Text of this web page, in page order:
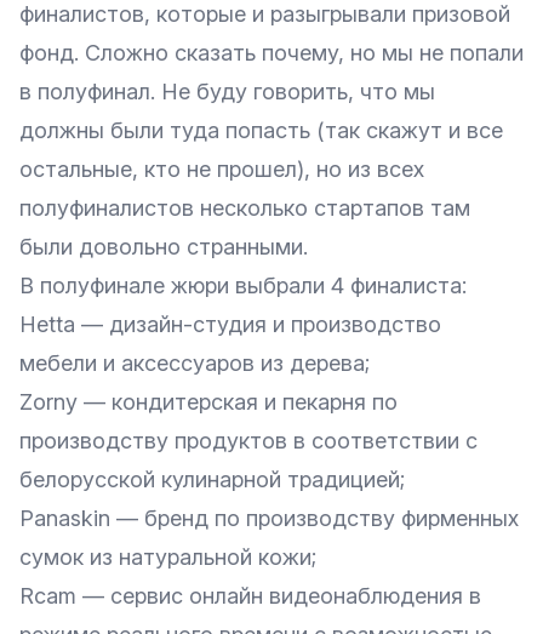
финалистов, которые и разыгрывали призовой
фонд. Сложно сказать почему, но мы не попали
в полуфинал. Не буду говорить, что мы
должны были туда попасть (так скажут и все
остальные, кто не прошел), но из всех
полуфиналистов несколько стартапов там
были довольно странными.
В полуфинале жюри выбрали 4 финалиста:
Hetta — дизайн-студия и производство
мебели и аксессуаров из дерева;
Zorny — кондитерская и пекарня по
производству продуктов в соответствии с
белорусской кулинарной традицией;
Panaskin — бренд по производству фирменных
сумок из натуральной кожи;
Rcam — сервис онлайн видеонаблюдения в